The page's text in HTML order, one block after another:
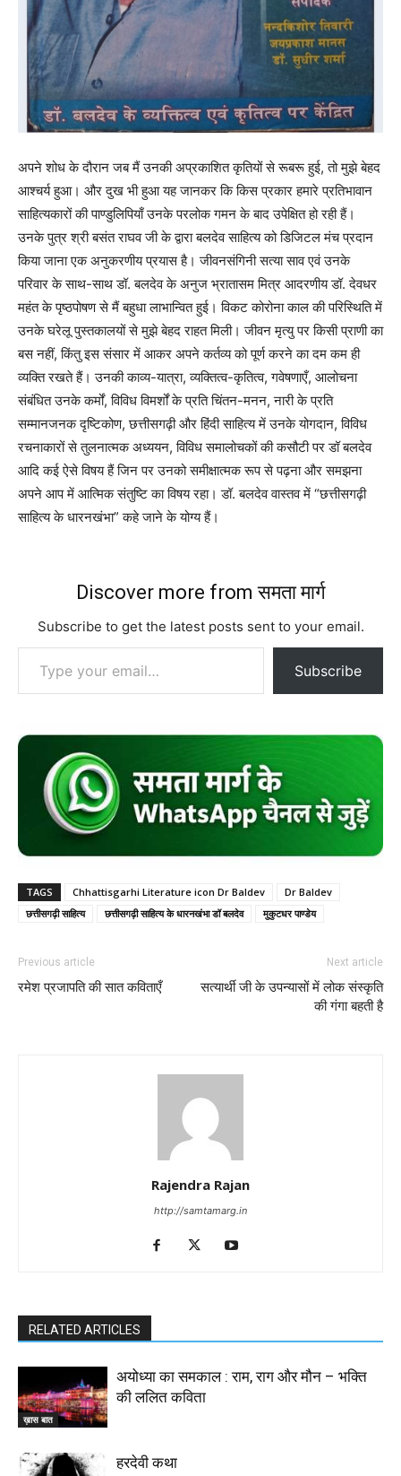
अपने शोध के दौरान जब मैं उनकी अप्रकाशित कृतियों से रूबरू हुई, तो मुझे बेहद
आश्चर्य हुआ। और दुख भी हुआ यह जानकर कि किस प्रकार हमारे प्रतिभावान
साहित्यकारों की पाण्डुलिपियाँ उनके परलोक गमन के बाद उपेक्षित हो रही हैं।
उनके पुत्र श्री बसंत राघव जी के द्वारा बलदेव साहित्य को डिजिटल मंच प्रदान
किया जाना एक अनुकरणीय प्रयास है। जीवनसंगिनी सत्या साव एवं उनके
परिवार के साथ-साथ डॉ. बलदेव के अनुज भ्रातासम मित्र आदरणीय डॉ. देवधर
महंत के पृष्ठपोषण से मैं बहुधा लाभान्वित हुई। विकट कोरोना काल की परिस्थिति में
उनके घरेलू पुस्तकालयों से मुझे बेहद राहत मिली। जीवन मृत्यु पर किसी प्राणी का
बस नहीं, किंतु इस संसार में आकर अपने कर्तव्य को पूर्ण करने का दम कम ही
व्यक्ति रखते हैं। उनकी काव्य-यात्रा, व्यक्तित्व-कृतित्व, गवेषणाएँ, आलोचना
संबंधित उनके कर्मों, विविध विमर्शों के प्रति चिंतन-मनन, नारी के प्रति
सम्मानजनक दृष्टिकोण, छत्तीसगढ़ी और हिंदी साहित्य में उनके योगदान, विविध
रचनाकारों से तुलनात्मक अध्ययन, विविध समालोचकों की कसौटी पर डॉ बलदेव
आदि कई ऐसे विषय हैं जिन पर उनको समीक्षात्मक रूप से पढ़ना और समझना
अपने आप में आत्मिक संतुष्टि का विषय रहा। डॉ. बलदेव वास्तव में “छत्तीसगढ़ी
साहित्य के धारनखंभा” कहे जाने के योग्य हैं।
Discover more from समता मार्ग
Subscribe to get the latest posts sent to your email.
Type your email…
Subscribe
TAGS Chhattisgarhi Literature icon Dr Baldev
Dr Baldev
छत्तीसगढ़ी साहित्य
छत्तीसगढ़ी साहित्य के धारनखंभा डॉ बलदेव मुकुटधर पाण्डेय
Previous article
रमेश प्रजापति की सात कविताएँ
Next article
सत्यार्थी जी के उपन्यासों में लोक संस्कृति
की गंगा बहती है
Rajendra Rajan
http://samtamarg.in
RELATED ARTICLES
ख़ास बात
अयोध्या का समकाल : राम, राग और मौन – भक्ति
की ललित कविता
हरदेवी कथा